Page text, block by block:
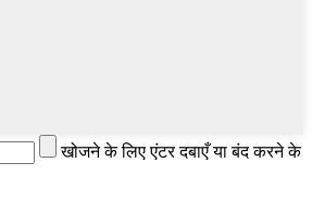
खोजने के लिए एंटर दबाएँ या बंद करने के